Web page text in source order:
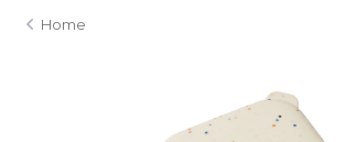
Home